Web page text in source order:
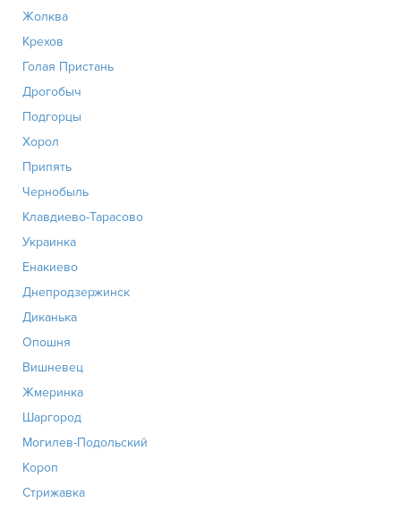
Жолква
Крехов
Голая Пристань
Дрогобыч
Подгорцы
Хорол
Припять
Чернобыль
Клавдиево-Тарасово
Украинка
Енакиево
Днепродзержинск
Диканька
Опошня
Вишневец
Жмеринка
Шаргород
Могилев-Подольский
Короп
Стрижавка